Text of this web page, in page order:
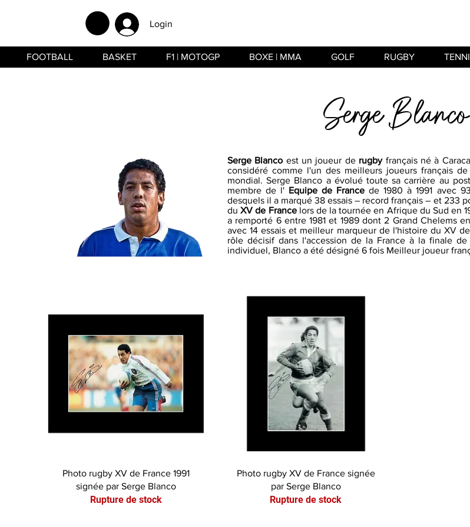
Login
FOOTBALL BASKET F1 | MOTOGP BOXE | MMA GOLF RUGBY
Serge Blanco
Serge Blanco est un joueur de rugbyfrançais né à
considéré comme l'un des meilleurs joueurs français
mondial. Serge Blanco a évolué toute sa carrière au
membre de l' Equipe de France de 1980 à 1991 avec
desquels il a marqué 38 essais – record français – et 233
duXV de Francelors de la tournée en Afrique du Sud en
a remporté 6 entre 1981 et 1989 dont 2 Grand Chelems
avec 14 essais et meilleur marqueur de l'histoire du XV
rôle décisif dans l'accession de la France à la finale
individuel, Blanco a été désigné 6 fois Meilleur joueur
Aperçu rapide
Photo rugby XV de France 1991
signée par Serge Blanco
Rupture de stock
Aperçu rapide
Photo rugby XV de France signée
par Serge Blanco
Rupture de stock